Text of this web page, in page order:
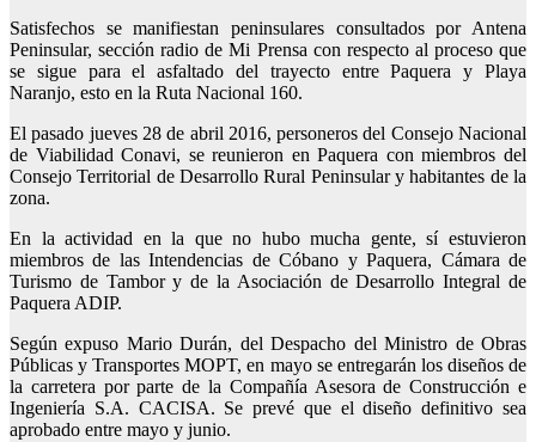
Satisfechos se manifiestan peninsulares consultados por Antena
Peninsular, sección radio de Mi Prensa con respecto al proceso que
se sigue para el asfaltado del trayecto entre Paquera y Playa
Naranjo, esto en la Ruta Nacional 160.
El pasado jueves 28 de abril 2016, personeros del Consejo Nacional
de Viabilidad Conavi, se reunieron en Paquera con miembros del
Consejo Territorial de Desarrollo Rural Peninsular y habitantes de la
zona.
En la actividad en la que no hubo mucha gente, sí estuvieron
miembros de las Intendencias de Cóbano y Paquera, Cámara de
Turismo de Tambor y de la Asociación de Desarrollo Integral de
Paquera ADIP.
Según expuso Mario Durán, del Despacho del Ministro de Obras
Públicas y Transportes MOPT, en mayo se entregarán los diseños de
la carretera por parte de la Compañía Asesora de Construcción e
Ingeniería S.A. CACISA. Se prevé que el diseño definitivo sea
aprobado entre mayo y junio.